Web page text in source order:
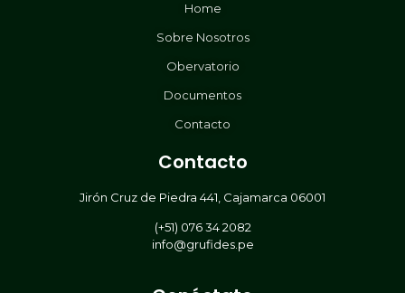
Home
Sobre Nosotros
Obervatorio
Documentos
Contacto
Contacto
Jirón Cruz de Piedra 441, Cajamarca 06001
(+51) 076 34 2082
info@grufides.pe